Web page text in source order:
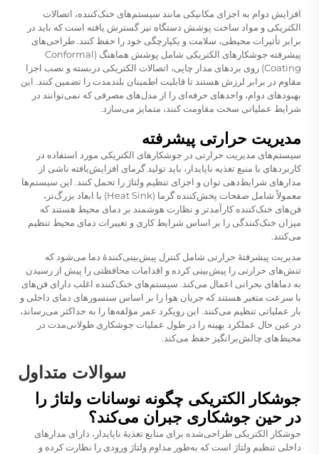
افزایش دوام به اجزای مکانیکی مانند سیستم‌های خنک‌کننده، اتصالات
الکتریکی و مواد ساخت پوشش دستگاه نیز گسترش یافته است که باید در
برابر تأثیرات محیطی، سلامت و یکپارچگی خود را حفظ کنند. طراحی‌های
پیشرفته جوشکارهای الکتریکی شامل پوشش هماهنگ (Conformal
Coating) روی برد‌های مدار چاپی، اتصالات الکتریکی دربسته و نصب اجزا
مقاوم در برابر لرزش هستند تا قابلیت اطمینان بلندمدت را تضمین کنند. این
بهبودهای دوام، واحدهای حرفه‌ای را از مدل‌های مصرفی که نمی‌توانند در
شرایط عملیاتی سخت مقاومت کنند، متمایز می‌سازد.
مدیریت حرارتی پیشرفته
سیستم‌های مدیریت حرارتی در جوشکارهای الکتریکی مورد استفاده در
کاربردهای با منبع تغذیه ناپایدار، باید تولید گرمای افزایش‌یافته ناشی از
مدارهای شرایط‌دهی توان و اجزای تنظیم ولتاژ را تحمل کنند. این سیستم‌ها
معمولاً شامل صفحات پخش‌کننده گرما (Heat Sink) با ابعاد بزرگ‌تر،
فن‌های خنک‌کننده کارآمدتر و نظارت هوشمند بر دمای محیط هستند که
میزان خنک‌کنندگی را بر اساس شرایط کاری و تغییرات دمای محیط تنظیم
می‌کنند.
مدیریت پیشرفتهٔ حرارتی شامل کنترل پیش‌بینی‌کنندهٔ دما می‌شود که
تنش‌های حرارتی را پیش‌بینی کرده و اقدامات محافظتی را پیش از رسیدن
به دماهای بحرانی اعمال می‌کند. سیستم‌های خنک‌کننده اغلب دارای فن‌های
با سرعت متغیر هستند که جریان هوا را بر اساس سنسورهای دمای داخلی و
بار عملیاتی تنظیم می‌کنند. این رویکرد عمر مؤلفه‌ها را به حداکثر می‌رساند،
در عین حال عملکرد بهینه را در طول عملیات جوشکاری طولانی‌مدت در
محیط‌های چالش‌برانگیز حفظ می‌کند.
سوالات متداول
جوشکار الکتریکی چگونه نوسانات ولتاژ را
در حین جوشکاری جبران می‌کند؟
جوشکار الکتریکی طراحی‌شده برای منابع تغذیهٔ ناپایدار، دارای مدارهای
داخلی تنظیم ولتاژ است که به‌طور مداوم ولتاژ ورودی را نظارت کرده و